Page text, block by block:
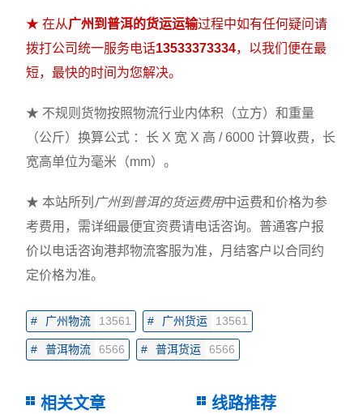
★ 在从广州到普洱的货运运输过程中如有任何疑问请
拨打公司统一服务电话13533373334，以我们便在最
短，最快的时间为您解决。
★ 不规则货物按照物流行业内体积（立方）和重量
（公斤）换算公式 ：长 X 宽 X 高 / 6000 计算收费，长
宽高单位为毫米（mm）。
★ 本站所列 广州到普洱的货运费用中运费和价格为参
考费用，需详细最便宜资费请电话咨询。普通客户报
价以电话咨询港邦物流客服为准，月结客户以合同约
定价格为准。
# 广州物流 13561 # 广州货运 13561
# 普洱物流 6566 # 普洱货运 6566
相关文章 线路推荐